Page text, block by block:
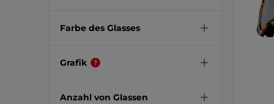
Farbe des Glasses
Grafik
Anzahl von Glassen